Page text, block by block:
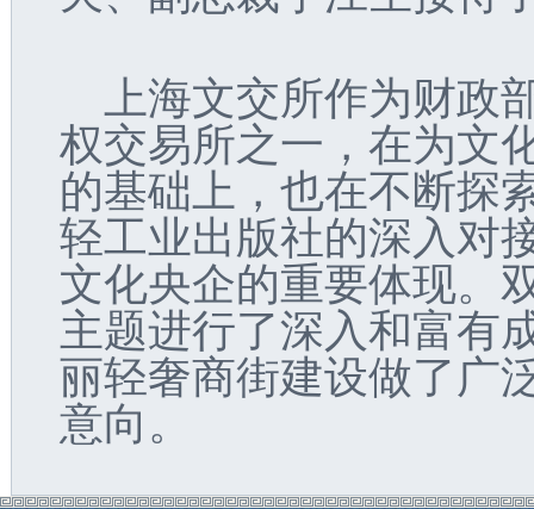
上海文交所作为财政
权交易所之一，在为文
的基础上，也在不断探
轻工业出版社的深入对
文化央企的重要体现。
主题进行了深入和富有
丽轻奢商街建设做了广
意向。